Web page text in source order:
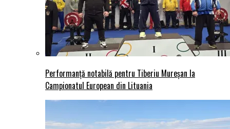
Performanță notabilă pentru Tiberiu Mureșan la
Campionatul European din Lituania